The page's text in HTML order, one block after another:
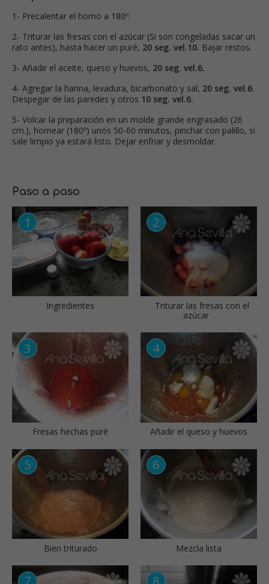
1- Precalentar el horno a 180º.
2- Triturar las fresas con el azúcar (Si son congeladas sacar un
rato antes), hasta hacer un puré, 20 seg. vel.10. Bajar restos.
3- Añadir el aceite, queso y huevos, 20 seg. vel.6.
4- Agregar la harina, levadura, bicarbonato y sal, 20 seg. vel.6.
Despegar de las paredes y otros 10 seg. vel.6.
5- Volcar la preparación en un molde grande engrasado (26
cm.), hornear (180º) unos 50-60 minutos, pinchar con palillo, si
sale limpio ya estará listo. Dejar enfriar y desmoldar.
Paso a paso
Ingredientes
Triturar las fresas con el
azúcar
Fresas hechas puré Añadir el queso y huevos
Bien triturado Mezcla lista